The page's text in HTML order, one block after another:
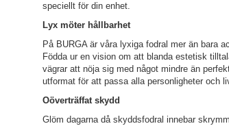
speciellt för din enhet.
Lyx möter hållbarhet
På BURGA är våra lyxiga fodral mer än bara
Födda ur en vision om att blanda estetisk
vägrar att nöja sig med något mindre än
utformat för att passa alla personligheter och
Oöverträffat skydd
Glöm dagarna då skyddsfodral innebar